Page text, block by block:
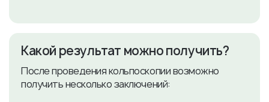
Какой результат можно получить?
После проведения кольпоскопии возможно
получить несколько заключений: